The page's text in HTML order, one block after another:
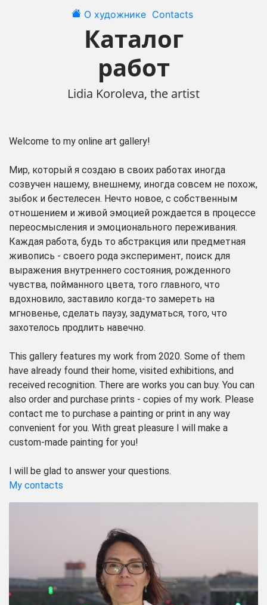
О художнике Contacts
Каталог
работ
Lidia Koroleva, the artist
Welcome to my online art gallery!
Мир, который я создаю в своих работах иногда
созвучен нашему, внешнему, иногда совсем не похож,
зыбок и бестелесен. Нечто новое, с собственным
отношением и живой эмоцией рождается в процессе
переосмысления и эмоционального переживания.
Каждая работа, будь то абстракция или предметная
живопись - своего рода эксперимент, поиск для
выражения внутреннего состояния, рожденного
чувства, пойманного цвета, того главного, что
вдохновило, заставило когда-то замереть на
мгновенье, сделать паузу, задуматься, того, что
захотелось продлить навечно.
This gallery features my work from 2020. Some of them
have already found their home, visited exhibitions, and
received recognition. There are works you can buy. You can
also order and purchase prints - copies of my work. Please
contact me to purchase a painting or print in any way
convenient for you. With great pleasure I will make a
custom-made painting for you!
I will be glad to answer your questions.
My contacts